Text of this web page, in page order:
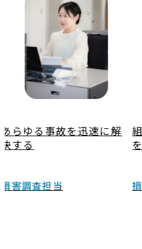
組合員の利益を守ること
を第一に
損害調査担当